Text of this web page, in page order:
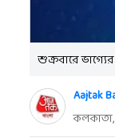
শুক্রবারে
Aajtak
কলকাতা,